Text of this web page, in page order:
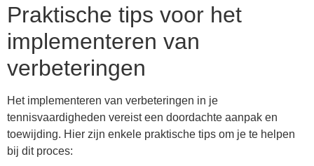
Praktische tips voor het
implementeren van
verbeteringen
Het implementeren van verbeteringen in je
tennisvaardigheden vereist een doordachte aanpak en
toewijding. Hier zijn enkele praktische tips om je te helpen
bij dit proces: